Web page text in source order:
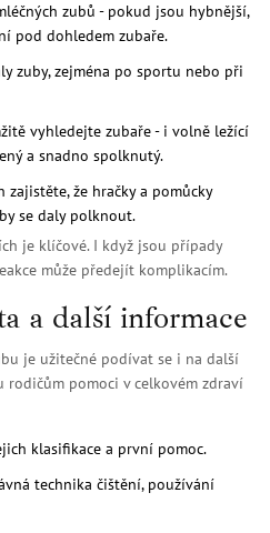
zubů - pokud jsou hybnější,
pod dohledem zubaře.
zuby, zejména po sportu nebo při
vyhledejte zubaře - i volně ležící
a snadno spolknutý.
zajistěte, že hračky a pomůcky
se daly polknout.
je klíčové. I když jsou případy
může předejít komplikacím.
a další informace
je užitečné podívat se i na další
pomoci v celkovém zdraví
klasifikace a první pomoc.
technika čištění, používání